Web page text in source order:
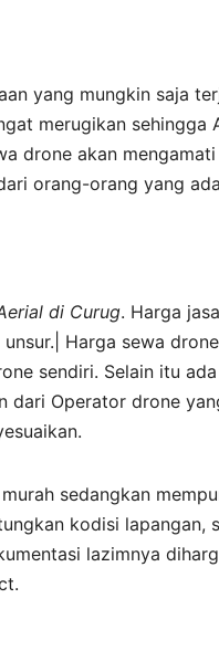
yang mungkin saja
merugikan sehingga
drone akan
orang-orang yang
di Curug. Harga
Harga sewa
sendiri. Selain itu
dari Operator drone
sedangkan
kodisi lapangan,
lazimnya